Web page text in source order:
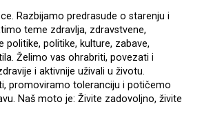
Razbijamo predrasude o starenju i
teme zdravlja, zdravstvene,
politike, politike, kulture, zabave,
Želimo vas ohrabriti, povezati i
i aktivnije uživali u životu.
promoviramo toleranciju i potičemo
Naš moto je: Živite zadovoljno, živite